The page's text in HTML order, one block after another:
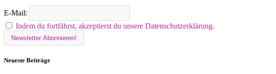
E-Mail:
Indem du fortfährst, akzeptierst du unsere Datenschutzerklärung.
Neueste Beiträge